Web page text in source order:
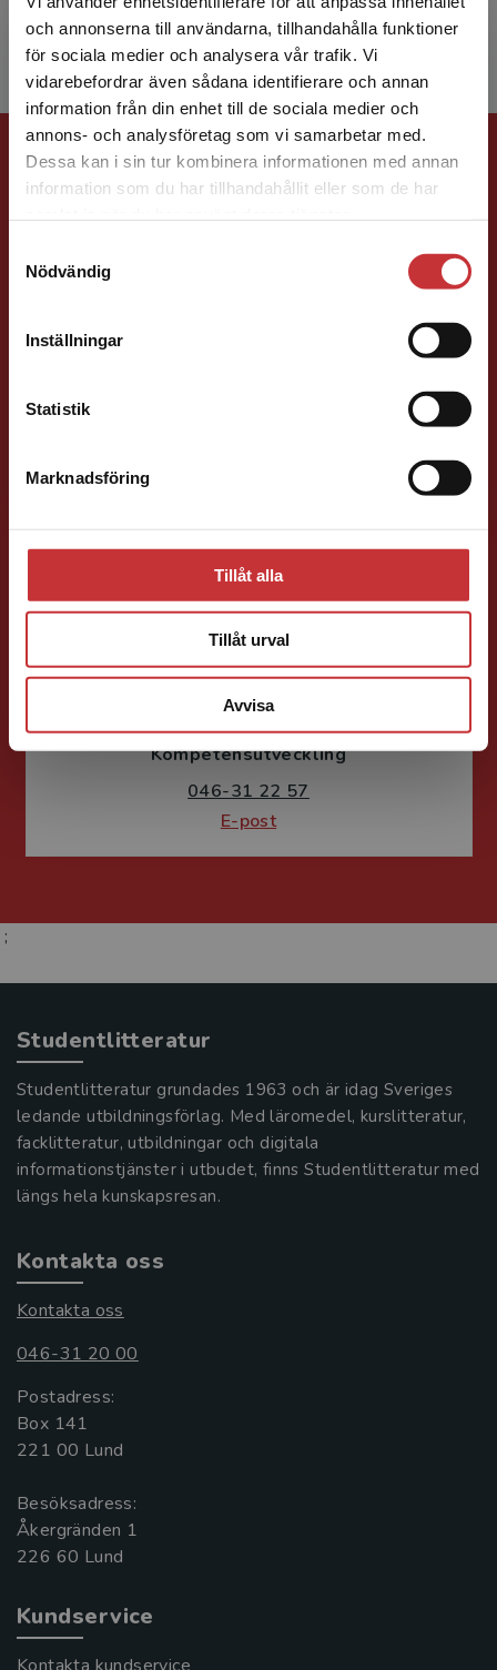
och annonserna till användarna, tillhandahålla funktioner
för sociala medier och analysera vår trafik. Vi
vidarebefordrar även sådana identifierare och annan
information från din enhet till de sociala medier och
annons- och analysföretag som vi samarbetar med.
Dessa kan i sin tur kombinera informationen med annan
information som du har tillhandahållit eller som de har
Nödvändig
Inställningar
Statistik
Marknadsföring
Tillåt alla
Tillåt urval
Avvisa
Begränsad fraktregion
Det verkar som att du besöker
studentlitteratur.se via en enhet utanför Sverige.
Vi erbjuder inte leveranser utanför Sverige. För
att kunna slutföra ett köp måste
Förlagskontakt
Fritjof Janson
Förlagskoordinator Kurslitteratur och
Kompetensutveckling
046-31 22 57
E-post
;
Studentlitteratur
Studentlitteratur grundades 1963 och är idag Sveriges
ledande utbildningsförlag. Med läromedel, kurslitteratur,
facklitteratur, utbildningar och digitala
informationstjänster i utbudet, finns Studentlitteratur med
längs hela kunskapsresan.
Kontakta oss
Kontakta oss
046-31 20 00
Postadress:
Box 141
221 00 Lund
Besöksadress:
Åkergränden 1
Kundservice